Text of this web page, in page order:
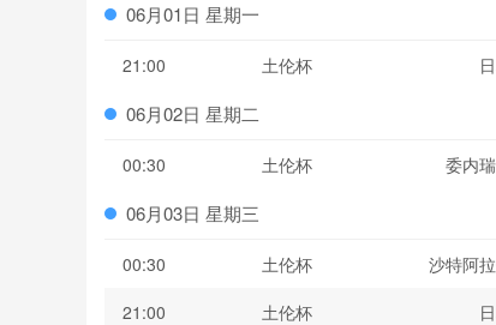
06月01日 星期一
21:00 土伦杯
06月02日 星期二
00:30 土伦杯 委内
06月03日 星期三
00:30 土伦杯 沙特阿
21:00
土伦杯